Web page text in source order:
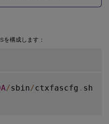
構成します：
/sbin/ctxfascfg . sh